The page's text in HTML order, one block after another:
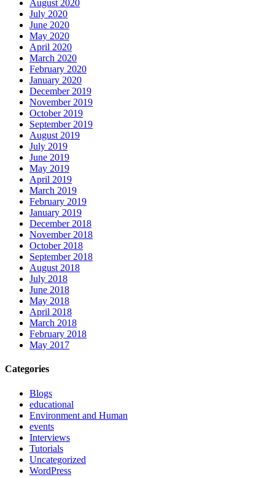
August 2020
July 2020
June 2020
May 2020
April 2020
March 2020
February 2020
January 2020
December 2019
November 2019
October 2019
September 2019
August 2019
July 2019
June 2019
May 2019
April 2019
March 2019
February 2019
January 2019
December 2018
November 2018
October 2018
September 2018
August 2018
July 2018
June 2018
May 2018
April 2018
March 2018
February 2018
May 2017
Categories
Blogs
educational
Environment and Human
events
Interviews
Tutorials
Uncategorized
WordPress